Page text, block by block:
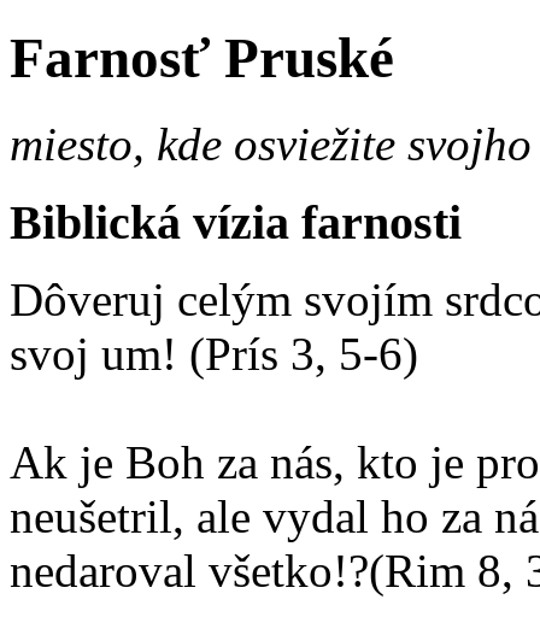
Farnosť Pruské
miesto, kde osviežite
Biblická vízia farnosti
Dôveruj celým svojím
svoj um! (Prís 3, 5-6)
Ak je Boh za nás, kto je
neušetril, ale vydal ho za
nedaroval všetko!?(Rim 8,